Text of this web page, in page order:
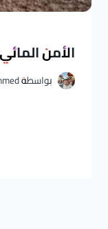
الأمن
بواسطة